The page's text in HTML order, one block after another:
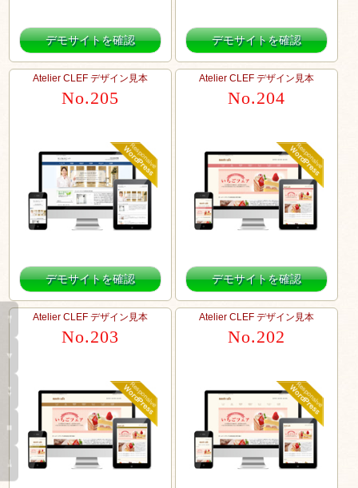
デモサイトを確認 デモサイトを確認
Atelier CLEF デザイン見本
No.205
デモサイトを確認
Atelier CLEF デザイン見本
No.204
デモサイトを確認
Atelier CLEF デザイン見本
No.203
Atelier CLEF デザイン見本
No.202
⤒
▼
▼
▼
■
⤓